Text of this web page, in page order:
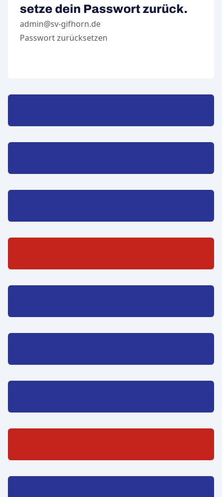
setze dein Passwort zurück.
admin@sv-gifhorn.de
Passwort zurücksetzen